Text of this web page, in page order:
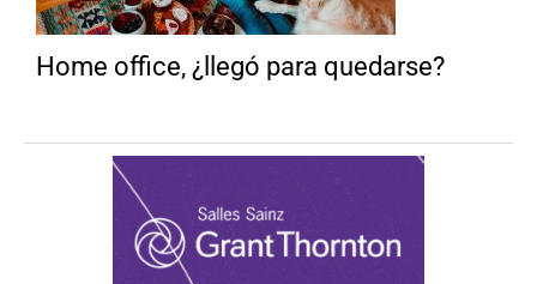
Home office, ¿llegó para quedarse?